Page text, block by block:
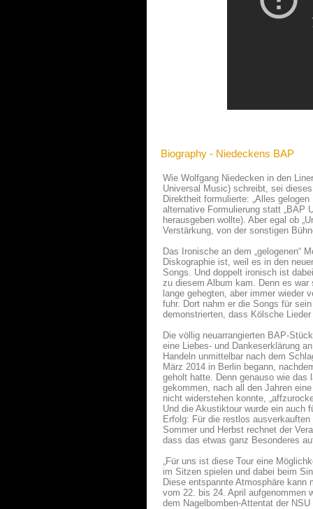
Biography - Niedeckens BAP
Wie Wolfgang Niedecken in den
Universal Music) schreibt, sei
Direktheit formulierte: „Alles
alternative Formulierung statt „BAP
herausgeben wollte). Aber egal ob
Verstärkung, von der sonstigen
Das Ironische an dem „gelogenen“
Diskographie ist, weil es in den
Songs. Und doppelt ironisch ist
zu diesem Album kam. Denn es
lange gehegten, aber immer wieder
fuhr. Dort nahm er die Songs für
demonstrierten, dass Kölsche
Die völlig neuarrangierten BAP-
eine Liebes- und Dankeserklärung
Handeln unmittelbar nach dem
März 2014 in Berlin begann,
geholt hatte. Denn genauso wie das
gekommen, nach all den Jahren
nicht widerstehen konnte,
Und die Akustiktour wurde ein auch
Erfolg: Für die restlos
Sommer und Herbst rechnet der
dass das etwas ganz Besonderes
„Für uns ist diese Tour eine
im Sitzen spielen und dabei beim
Diese entspannte Atmosphäre kann
vom 22. bis 24. April aufgenommen
dem Nagelbomben-Attentat der